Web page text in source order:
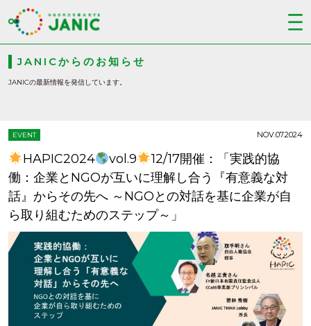
JANICからのお知らせ
JANICの最新情報を発信しています。
EVENT
HAPIC2024 vol.9
12/17開催：「実践的協
働：企業とNGOが互いに理解し合う『有意義な対
話』からその先へ ～NGOとの対話を基に企業が自
ら取り組むためのステップ～」
NOV.07.2024